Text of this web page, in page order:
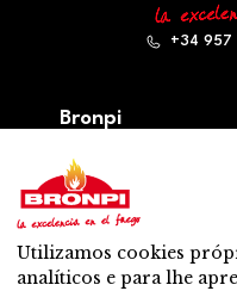
+34
Bronpi
Serie lenha
Série de pellet
Híbrido: lenha – pellet
Acessórios
Ventilação
Utilizamos cookies
analíticos e para lhe